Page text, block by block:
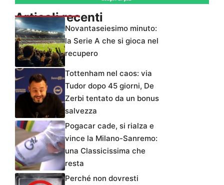
Articoli recenti
Novantaseiesimo minuto:
la Serie A che si gioca nel
recupero
Tottenham nel caos: via
Tudor dopo 45 giorni, De
Zerbi tentato da un bonus
salvezza
Pogacar cade, si rialza e
vince la Milano-Sanremo:
una Classicissima che
resta
Perché non dovresti